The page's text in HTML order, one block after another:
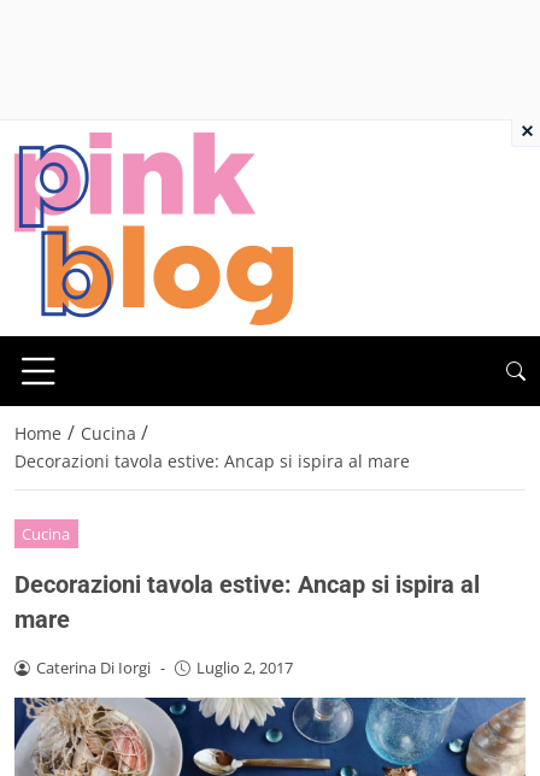
Home / Cucina /
Decorazioni tavola estive: Ancap si ispira al mare
Cucina
Decorazioni tavola estive: Ancap si ispira al
mare
Caterina Di Iorgi - Luglio 2, 2017
×